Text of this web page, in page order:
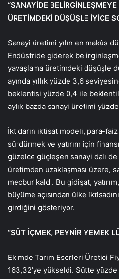
“SANAYİDE
ÜRETİMDEKİ DÜŞÜŞLE İYİCE
Sanayi üretimi yılın en makûs
Endüstride giderek
yavaşlama üretimdeki düşüşle
ayında yıllık yüzde 3,6
beklentisi yüzde 0,4 ile
aylık bazda sanayi üretimi
İktidarın iktisat modeli, para-
sürdürmek ve yatırım için
güzelce güçleşen sanayi dalı de
üretimden uzaklaşması üzere,
mecbur kaldı. Bu gidişat,
büyüme açısından ülke
girdiğini gösteriyor.
“SÜT İÇMEK, PEYNİR YEMEK
Ekimde Tarım Eserleri Üretici
163,32’ye yükseldi. Sütte yüzde